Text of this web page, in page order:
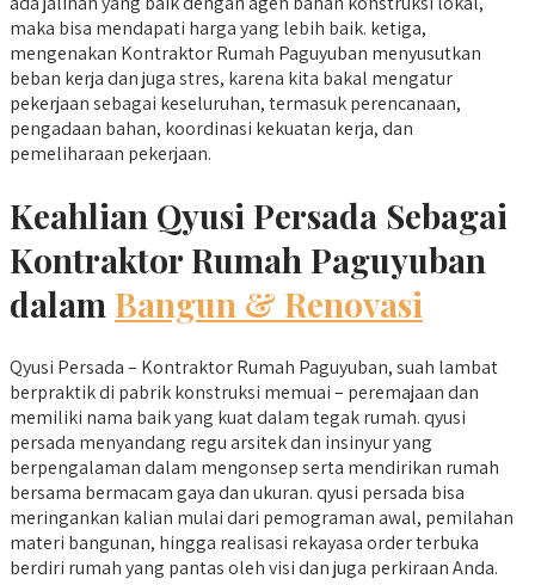
maka bisa mendapati harga yang lebih baik. ketiga,
mengenakan Kontraktor Rumah Paguyuban menyusutkan
beban kerja dan juga stres, karena kita bakal mengatur
pekerjaan sebagai keseluruhan, termasuk perencanaan,
pengadaan bahan, koordinasi kekuatan kerja, dan
pemeliharaan pekerjaan.
Keahlian Qyusi Persada Sebagai
Kontraktor Rumah Paguyuban
dalam Bangun & Renovasi
Qyusi Persada – Kontraktor Rumah Paguyuban, suah lambat
berpraktik di pabrik konstruksi memuai – peremajaan dan
memiliki nama baik yang kuat dalam tegak rumah. qyusi
persada menyandang regu arsitek dan insinyur yang
berpengalaman dalam mengonsep serta mendirikan rumah
bersama bermacam gaya dan ukuran. qyusi persada bisa
meringankan kalian mulai dari pemograman awal, pemilahan
materi bangunan, hingga realisasi rekayasa order terbuka
berdiri rumah yang pantas oleh visi dan juga perkiraan Anda.